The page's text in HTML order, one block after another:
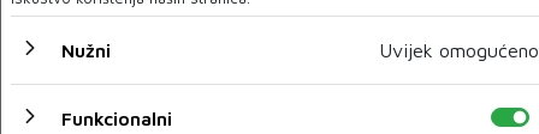
Nužni Uvijek omogućeno
Funkcionalni